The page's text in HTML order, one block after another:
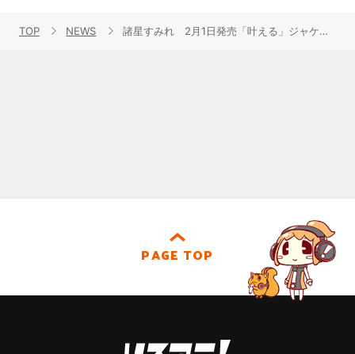
TOP NEWS 諸星すみれ 2月1日発売「叶える」ジャケット＆Music Video(1chorus Ver.)公開！
PAGE TOP